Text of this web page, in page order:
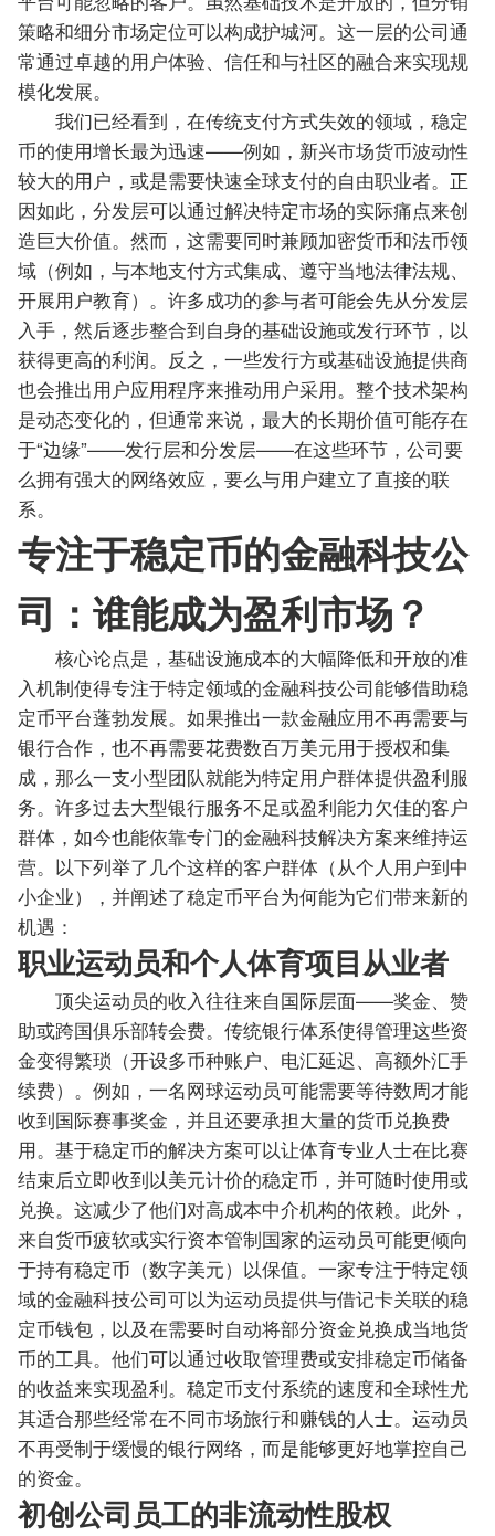
策略和细分市场定位可以构成护城河。这一层的公司通
常通过卓越的用户体验、信任和与社区的融合来实现规
模化发展。
我们已经看到，在传统支付方式失效的领域，稳定
币的使用增长最为迅速——例如，新兴市场货币波动性
较大的用户，或是需要快速全球支付的自由职业者。正
因如此，分发层可以通过解决特定市场的实际痛点来创
造巨大价值。然而，这需要同时兼顾加密货币和法币领
域（例如，与本地支付方式集成、遵守当地法律法规、
开展用户教育）。许多成功的参与者可能会先从分发层
入手，然后逐步整合到自身的基础设施或发行环节，以
获得更高的利润。反之，一些发行方或基础设施提供商
也会推出用户应用程序来推动用户采用。整个技术架构
是动态变化的，但通常来说，最大的长期价值可能存在
于“边缘”——发行层和分发层——在这些环节，公司要
么拥有强大的网络效应，要么与用户建立了直接的联
系。
专注于稳定币的金融科技公
司：谁能成为盈利市场？
核心论点是，基础设施成本的大幅降低和开放的准
入机制使得专注于特定领域的金融科技公司能够借助稳
定币平台蓬勃发展。如果推出一款金融应用不再需要与
银行合作，也不再需要花费数百万美元用于授权和集
成，那么一支小型团队就能为特定用户群体提供盈利服
务。许多过去大型银行服务不足或盈利能力欠佳的客户
群体，如今也能依靠专门的金融科技解决方案来维持运
营。以下列举了几个这样的客户群体（从个人用户到中
小企业），并阐述了稳定币平台为何能为它们带来新的
机遇：
职业运动员和个人体育项目从业者
顶尖运动员的收入往往来自国际层面——奖金、赞
助或跨国俱乐部转会费。传统银行体系使得管理这些资
金变得繁琐（开设多币种账户、电汇延迟、高额外汇手
续费）。例如，一名网球运动员可能需要等待数周才能
收到国际赛事奖金，并且还要承担大量的货币兑换费
用。基于稳定币的解决方案可以让体育专业人士在比赛
结束后立即收到以美元计价的稳定币，并可随时使用或
兑换。这减少了他们对高成本中介机构的依赖。此外，
来自货币疲软或实行资本管制国家的运动员可能更倾向
于持有稳定币（数字美元）以保值。一家专注于特定领
域的金融科技公司可以为运动员提供与借记卡关联的稳
定币钱包，以及在需要时自动将部分资金兑换成当地货
币的工具。他们可以通过收取管理费或安排稳定币储备
的收益来实现盈利。稳定币支付系统的速度和全球性尤
其适合那些经常在不同市场旅行和赚钱的人士。运动员
不再受制于缓慢的银行网络，而是能够更好地掌控自己
的资金。
初创公司员工的非流动性股权